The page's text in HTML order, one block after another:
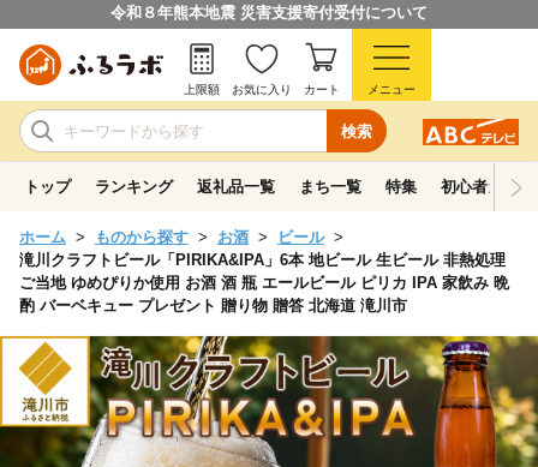
令和８年熊本地震 災害支援寄付受付について
検索
上限額 お気に入り カート メニュー
トップ ランキング 返礼品一覧 まち一覧 特集 初心者ガイド
ホーム ものから探す お酒
ビール
滝川クラフトビール「PIRIKA&IPA」6本 地ビール 生ビール 非熱処理
ご当地 ゆめぴりか使用 お酒 酒 瓶 エールビール ピリカ IPA 家飲み 晩
酌 バーベキュー プレゼント 贈り物 贈答 北海道 滝川市